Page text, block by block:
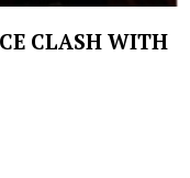
CLASH WITH